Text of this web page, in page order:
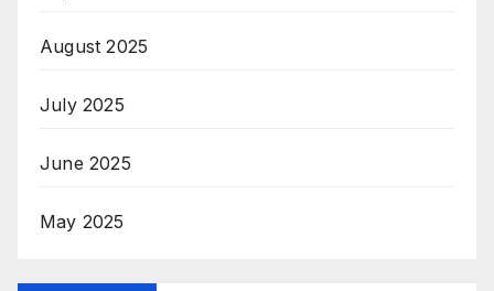
August 2025
July 2025
June 2025
May 2025